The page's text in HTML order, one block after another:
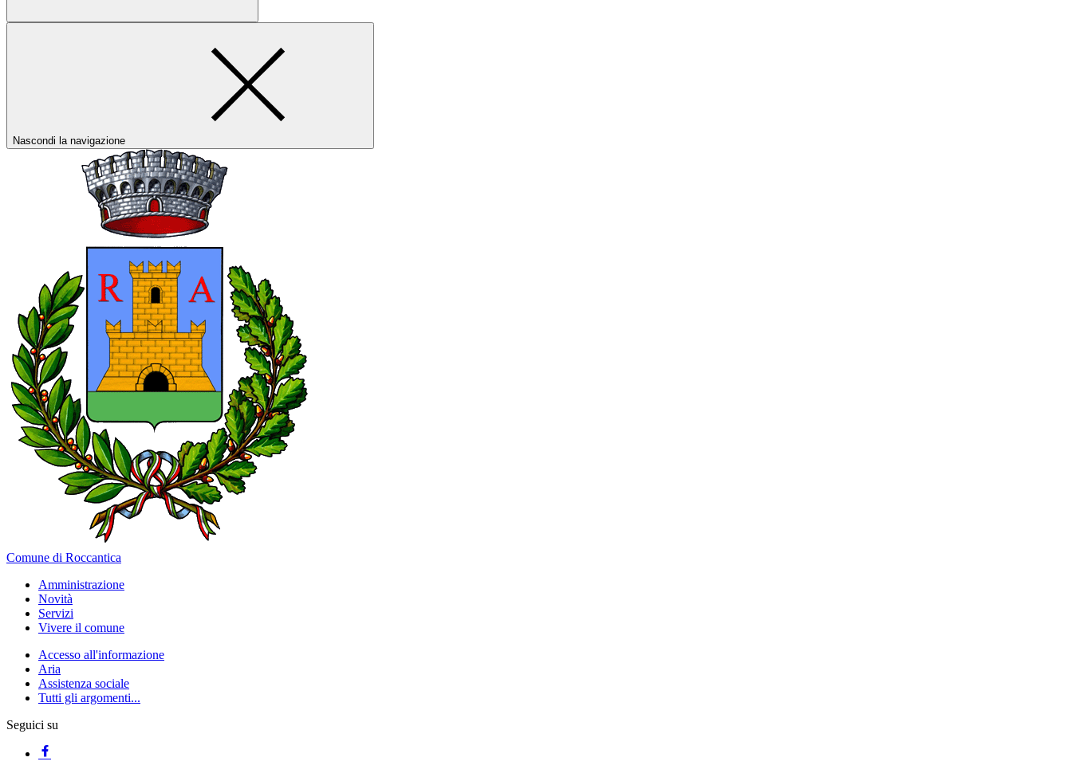
Nascondi la navigazione
Comune di Roccantica
Amministrazione
Novità
Servizi
Vivere il comune
Accesso all'informazione
Aria
Assistenza sociale
Tutti gli argomenti...
Seguici su